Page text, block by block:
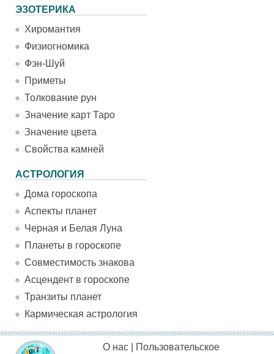
ЭЗОТЕРИКА
Хиромантия
Физиогномика
Фэн-Шуй
Приметы
Толкование рун
Значение карт Таро
Значение цвета
Свойства камней
АСТРОЛОГИЯ
Дома гороскопа
Аспекты планет
Черная и Белая Луна
Планеты в гороскопе
Совместимость знакова
Асцендент в гороскопе
Транзиты планет
Кармическая астрология
О нас
Пользовательское